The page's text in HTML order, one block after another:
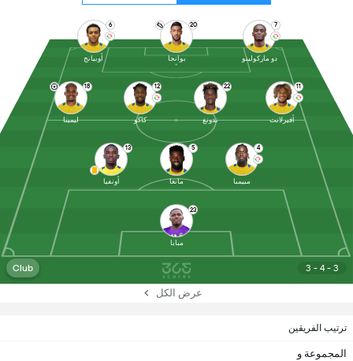
ترتيب الفريقين
المجموعة و
3 - 4 - 3
Club
23
مبابا
13
أونفيا
5
مانغا
4
مبيمبا
18
ليمينا
12
كاكو
22
ندونغ
11
أفيرلانت
6
أوبيانج
20
بوانجا
7
دو ماركولينو
عرض الكل